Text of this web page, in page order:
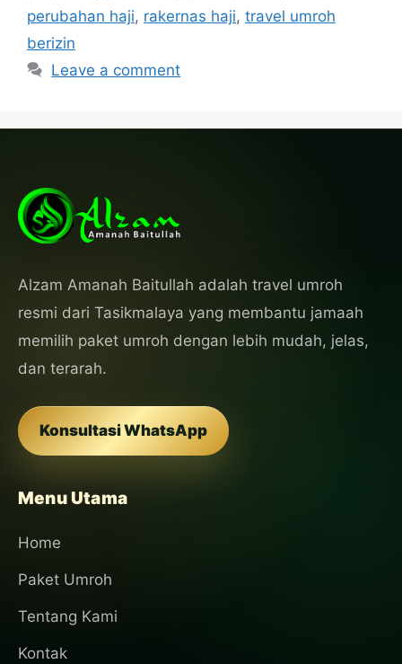
perubahan haji, rakernas haji, travel umroh
berizin
Leave a comment
Alzam Amanah Baitullah adalah travel umroh
resmi dari Tasikmalaya yang membantu jamaah
memilih paket umroh dengan lebih mudah, jelas,
dan terarah.
Konsultasi WhatsApp
Menu Utama
Home
Paket Umroh
Tentang Kami
Kontak